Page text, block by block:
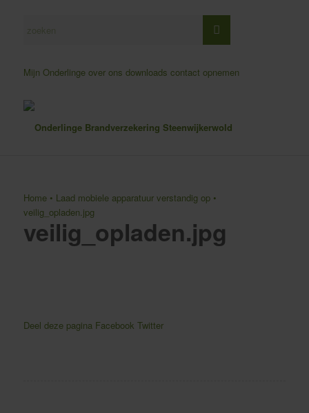
Mijn Onderlinge over ons downloads contact opnemen
Home• Laad mobiele apparatuur verstandig op•
veilig_opladen.jpg
veilig_opladen.jpg
Deel deze pagina Facebook Twitter